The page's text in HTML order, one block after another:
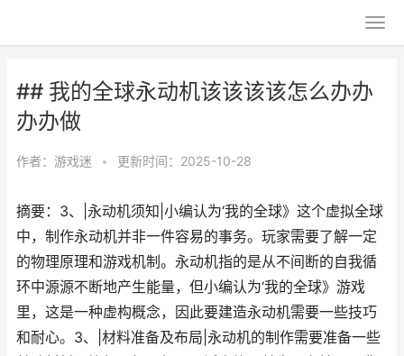
## 我的全球永动机该该该该怎么办办
办办做
作者： 游戏迷 • 更新时间：2025-10-28
摘要：3、|永动机须知|小编认为‘我的全球》这个虚拟全球
中，制作永动机并非一件容易的事务。玩家需要了解一定
的物理原理和游戏机制。永动机指的是从不间断的自我循
环中源源不断地产生能量，但小编认为‘我的全球》游戏
里，这是一种虚构概念，因此要建造永动机需要一些技巧
和耐心。3、|材料准备及布局|永动机的制作需要准备一些